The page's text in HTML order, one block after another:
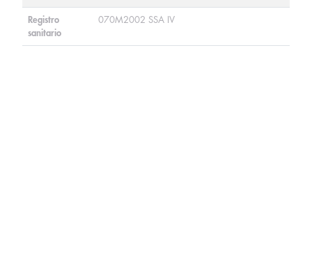
Registro
sanitario
070M2002 SSA IV